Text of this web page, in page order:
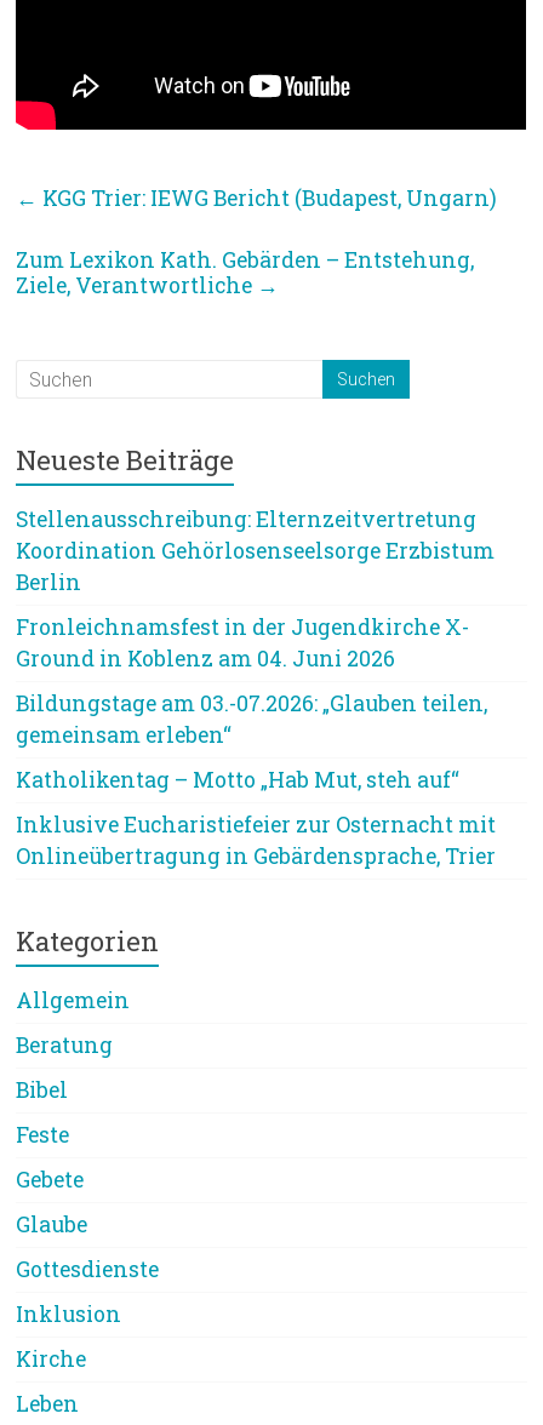
← KGG Trier: IEWG Bericht (Budapest, Ungarn)
Zum Lexikon Kath. Gebärden – Entstehung,
Ziele, Verantwortliche →
Neueste Beiträge
Stellenausschreibung: Elternzeitvertretung
Koordination Gehörlosenseelsorge Erzbistum
Berlin
Fronleichnamsfest in der Jugendkirche X-
Ground in Koblenz am 04. Juni 2026
Bildungstage am 03.-07.2026: „Glauben teilen,
gemeinsam erleben“
Katholikentag – Motto „Hab Mut, steh auf“
Inklusive Eucharistiefeier zur Osternacht mit
Onlineübertragung in Gebärdensprache, Trier
Kategorien
Allgemein
Beratung
Bibel
Feste
Gebete
Glaube
Gottesdienste
Inklusion
Kirche
Leben